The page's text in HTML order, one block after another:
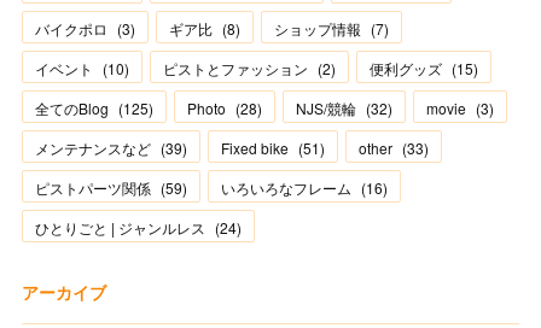
バイクポロ
(3) ギア比 (8) ショップ情報 (7)
イベント
(10) ピストとファッション (2) 便利グッズ (15)
全てのBlog (125) Photo (28) NJS/競輪 (32) movie (3)
メンテナンスなど (39) Fixed bike (51) other (33)
ピストパーツ関係 (59) いろいろなフレーム (16)
ひとりごと | ジャンルレス
(24)
アーカイブ